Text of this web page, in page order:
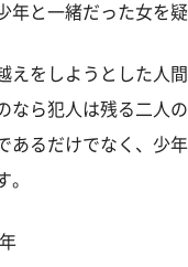
年と一緒だった女を
えをしようとした人
なら犯人は残る二人
あるだけでなく、少
。